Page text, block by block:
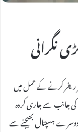
نگرانی
ریفر کرنے کے عمل میں
جانب سے جاری کردہ
ہسپتال بھیجنے سے